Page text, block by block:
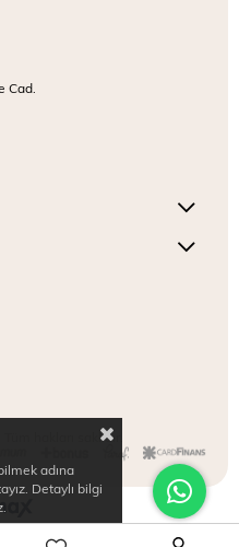
Cad.
hakları saklıdır.
adına
Detaylı bilgi